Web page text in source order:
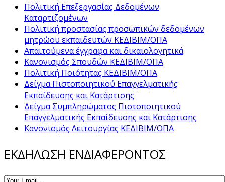
Πολιτική Επεξεργασίας Δεδομένων
Καταρτιζομένων
Πολιτική προστασίας προσωπικών δεδομένων
μητρώου εκπαιδευτών ΚΕΔΙΒΙΜ/ΟΠΑ
Απαιτούμενα έγγραφα και δικαιολογητικά
Κανονισμός Σπουδών ΚΕΔΙΒΙΜ/ΟΠΑ
Πολιτική Ποιότητας ΚΕΔΙΒΙΜ/ΟΠΑ
Δείγμα Πιστοποιητικού Επαγγελματικής
Εκπαίδευσης και Κατάρτισης
Δείγμα Συμπληρώματος Πιστοποιητικού
Επαγγελματικής Εκπαίδευσης και Κατάρτισης
Κανονισμός Λειτουργίας ΚΕΔΙΒΙΜ/ΟΠΑ
ΕΚΔΗΛΩΣΗ ΕΝΔΙΑΦΕΡΟΝΤΟΣ